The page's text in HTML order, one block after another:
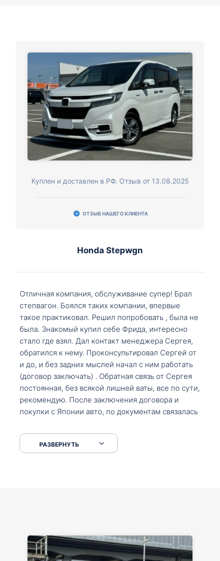
Куплен и доставлен в РФ. Отзыв от 13.08.2025
ОТЗЫВ НАШЕГО КЛИЕНТА
Honda Stepwgn
Отличная компания, обслуживание супер! Брал
степвагон. Боялся таких компании, впервые
такое практиковал. Решил попробовать , была не
была. Знакомый купил себе Фрида, интересно
стало где взял. Дал контакт менеджера Сергея,
обратился к нему. Проконсультировал Сергей от
и до, и без задних мыслей начал с ним работать
(договор заключать) . Обратная связь от Сергея
постоянная, без всякой лишней ваты, все по сути,
рекомендую. После заключения договора и
покупки с Японии авто, по документам связалась
что заполнить, куда зайти, образцы и т.д. После
приехал за авто. Меня тепло встретили Сергей с
РАЗВЕРНУТЬ